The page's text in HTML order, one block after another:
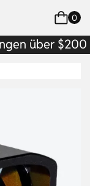
0
über $200